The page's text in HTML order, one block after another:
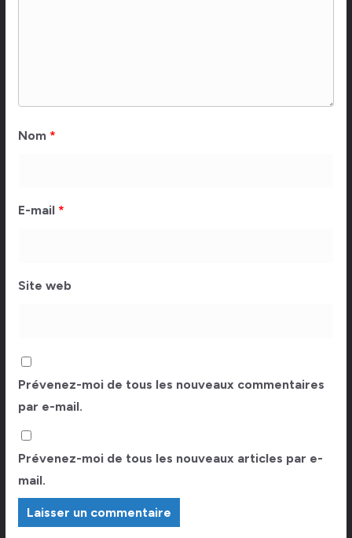
Nom *
E-mail *
Site web
Prévenez-moi de tous les nouveaux commentaires
par e-mail.
Prévenez-moi de tous les nouveaux articles par e-
mail.